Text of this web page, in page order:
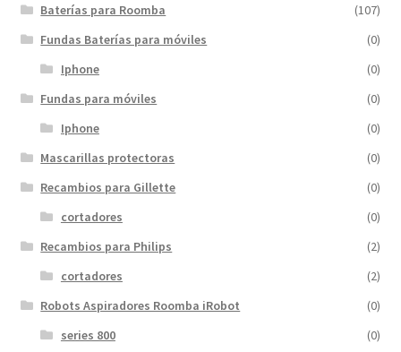
Baterías para Roomba
(107)
Fundas Baterías para móviles
(0)
Iphone
(0)
Fundas para móviles
(0)
Iphone
(0)
Mascarillas protectoras
(0)
Recambios para Gillette
(0)
cortadores
(0)
Recambios para Philips
(2)
cortadores
(2)
Robots Aspiradores Roomba iRobot
(0)
series 800
(0)